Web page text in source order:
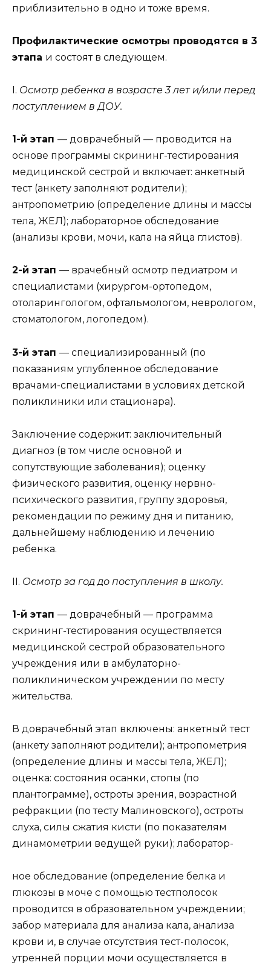
приблизительно в одно и тоже время.
Профилактические осмотры проводятся в 3
этапа и состоят в следующем.
I. Осмотр ребенка в возрасте 3 лет и/или перед
поступлением в ДОУ.
1-й этап — доврачебный — проводится на
основе программы скрининг-тестирования
медицинской сестрой и включает: анкетный
тест (анкету заполняют родители);
антропометрию (определение длины и массы
тела, ЖЕЛ); лабораторное обследование
(анализы крови, мочи, кала на яйца глистов).
2-й этап — врачебный осмотр педиатром и
специалистами (хирургом-ортопедом,
отоларингологом, офтальмологом, неврологом,
стоматологом, логопедом).
3-й этап — специализированный (по
показаниям углубленное обследование
врачами-специалистами в условиях детской
поликлиники или стационара).
Заключение содержит: заключительный
диагноз (в том числе основной и
сопутствующие заболевания); оценку
физического развития, оценку нервно-
психического развития, группу здоровья,
рекомендации по режиму дня и питанию,
дальнейшему наблюдению и лечению
ребенка.
II. Осмотр за год до поступления в школу.
1-й этап — доврачебный — программа
скрининг-тестирования осуществляется
медицинской сестрой образовательного
учреждения или в амбулаторно-
поликлиническом учреждении по месту
жительства.
В доврачебный этап включены: анкетный тест
(анкету заполняют родители); антропометрия
(определение длины и массы тела, ЖЕЛ);
оценка: состояния осанки, стопы (по
плантограмме), остроты зрения, возрастной
рефракции (по тесту Малиновского), остроты
слуха, силы сжатия кисти (по показателям
динамометрии ведущей руки); лаборатор-
ное обследование (определение белка и
глюкозы в моче с помощью тестполосок
проводится в образовательном учреждении;
забор материала для анализа кала, анализа
крови и, в случае отсутствия тест-полосок,
утренней порции мочи осуществляется в